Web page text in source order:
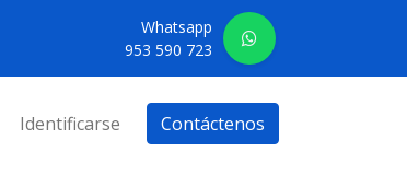
Whatsapp
953 590 723
Identificarse Contáctenos